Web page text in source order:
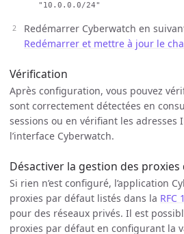
"10.0.0.0/24"
Redémarrer Cyberwatch en
Redémarrer et mettre à jour le
Vérification
Après configuration, vous pouvez
sont correctement détectées en
sessions ou en vérifiant les adresses
l’interface Cyberwatch.
Désactiver la gestion des proxies
Si rien n’est configuré, l’application
proxies par défaut listés dans la RFC
pour des réseaux privés. Il est
proxies par défaut en configurant la